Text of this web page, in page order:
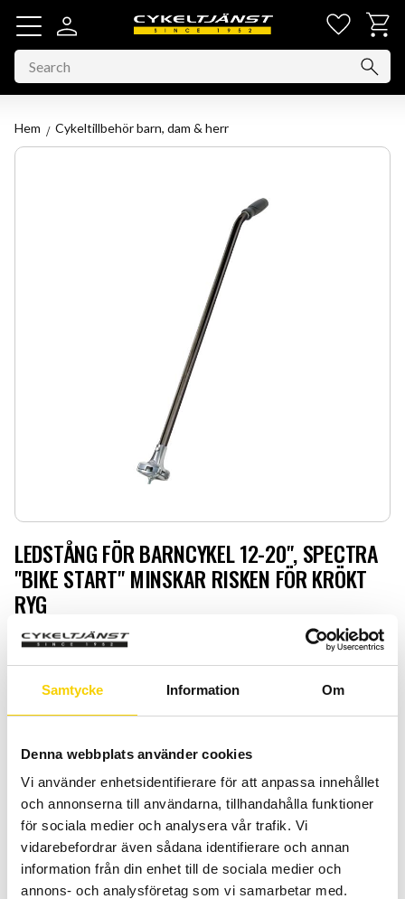
Samtycke Information Om
Denna webbplats använder cookies
Vi använder enhetsidentifierare för att anpassa innehållet
och annonserna till användarna, tillhandahålla funktioner
för sociala medier och analysera vår trafik. Vi
vidarebefordrar även sådana identifierare och annan
information från din enhet till de sociala medier och
annons- och analysföretag som vi samarbetar med.
Menu
Basket
Hem Cykeltillbehör barn, dam & herr
LEDSTÅNG FÖR BARNCYKEL 12-20", SPECTRA
"BIKE START" MINSKAR RISKEN FÖR KRÖKT
RYG
LEDSTÅNG FÖR BARNCYKEL 12-20", SPECTRA "BIKE
269:-
+
-
BUY
Certifierad cykelservice & Shimano Service Center
Allt inom cykel på ett ställe